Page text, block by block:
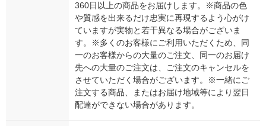
360日以上の商品をお届けします。※商品の色
や質感を出来るだけ忠実に再現するよう心がけ
ていますが実物と若干異なる場合がございま
す。※多くのお客様にご利用いただくため、同
一のお客様からの大量のご注文、同一のお届け
先への大量のご注文は、ご注文のキャンセルを
させていただく場合がございます。※一緒にご
注文する商品、またはお届け地域等により翌日
配達ができない場合があります。